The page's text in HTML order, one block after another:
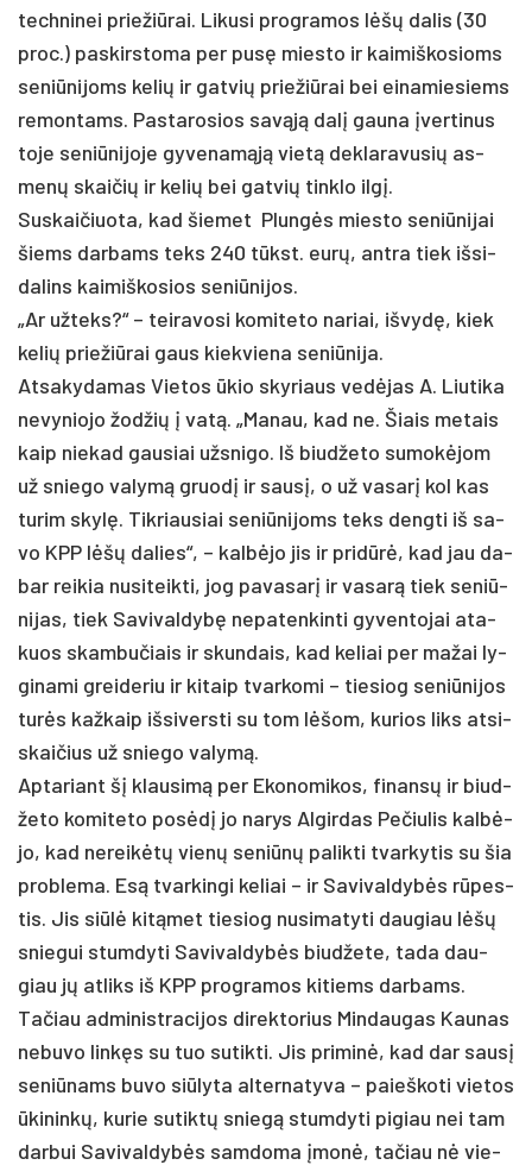
tech­ni­nei prie­žiū­rai. Li­ku­si pro­gra­mos lėšų da­lis (30
pro­c.) pa­skirs­to­ma per pusę mies­to ir kai­miš­ko­sioms
se­niū­ni­joms ke­lių ir gat­vių prie­žiū­rai bei ei­na­mie­siems
re­mon­tams. Pas­ta­ro­sios savąją dalį gau­na įver­ti­nus
to­je se­niū­ni­jo­je gy­ve­namąją vietą dek­la­ra­vu­sių as­
menų skai­čių ir ke­lių bei gat­vių tink­lo ilgį.
Sus­kai­čiuo­ta, kad šie­met Plungės mies­to se­niū­ni­jai
šiems dar­bams teks 240 tūkst. eurų, ant­ra tiek iš­si­
da­lins kai­miš­ko­sios se­niū­ni­jos.
„Ar už­teks?“ – tei­ra­vo­si ko­mi­te­to na­riai, iš­vydę, kiek
ke­lių prie­žiū­rai gaus kiek­vie­na se­niū­ni­ja.
At­sa­ky­da­mas Vie­tos ūkio sky­riaus vedė­jas A. Liu­ti­ka
ne­vy­nio­jo žod­žių į vatą. „Ma­nau, kad ne. Šiais me­tais
kaip nie­kad gau­siai užs­ni­go. Iš biud­že­to su­mokė­jom
už snie­go va­lymą gruodį ir sausį, o už va­sarį kol kas
tu­rim skylę. Tik­riau­siai se­niū­ni­joms teks deng­ti iš sa­
vo KPP lėšų da­lies“, – kalbė­jo jis ir pri­dūrė, kad jau da­
bar rei­kia nu­si­teik­ti, jog pa­va­sarį ir va­sarą tiek se­niū­
ni­jas, tiek Sa­vi­val­dybę ne­pa­ten­kin­ti gy­ven­to­jai ata­
kuos skam­bu­čiais ir skun­dais, kad ke­liai per ma­žai ly­
gi­na­mi grei­de­riu ir ki­taip tvar­ko­mi – tie­siog se­niū­ni­jos
turės kaž­kaip iš­si­vers­ti su tom lėšom, ku­rios liks at­si­
skai­čius už snie­go va­lymą.
Ap­ta­riant šį klau­simą per Eko­no­mi­kos, fi­nansų ir biud­
že­to ko­mi­te­to po­sėdį jo na­rys Al­gir­das Pe­čiu­lis kalbė­
jo, kad ne­reikėtų vienų se­niūnų pa­lik­ti tvar­ky­tis su šia
pro­ble­ma. Esą tvar­kin­gi ke­liai – ir Sa­vi­val­dybės rūpes­
tis. Jis siūlė kitą­met tie­siog nu­si­ma­ty­ti dau­giau lėšų
snie­gui stum­dy­ti Sa­vi­val­dybės biud­že­te, ta­da dau­
giau jų at­liks iš KPP pro­gra­mos ki­tiems dar­bams.
Ta­čiau ad­mi­nist­ra­ci­jos di­rek­to­rius Min­dau­gas Kau­nas
ne­bu­vo linkęs su tuo su­tik­ti. Jis pri­minė, kad dar sausį
se­niū­nams bu­vo siū­ly­ta al­ter­na­ty­va – paieš­ko­ti vie­tos
ūki­ninkų, ku­rie su­tiktų sniegą stum­dy­ti pi­giau nei tam
dar­bui Sa­vi­val­dybės sam­do­ma įmonė, ta­čiau nė vie­